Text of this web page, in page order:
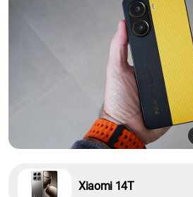
Xiaomi 14T